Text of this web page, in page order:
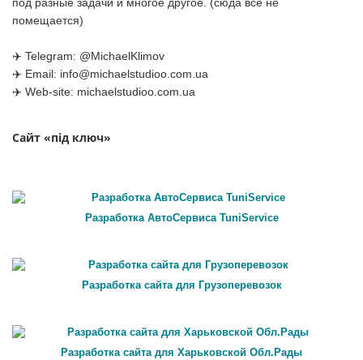
помещается)
✈️ Telegram: @MichaelKlimov
✈️ Email: info@michaelstudioo.com.ua
✈️ Web-site: michaelstudioo.com.ua
Сайт «під ключ»
Разработка АвтоСервиса TuniService
Разработка сайта для Грузоперевозок
Разработка сайта для Харьковской Обл.Рады